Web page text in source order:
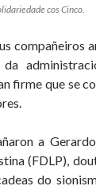
cos Cinco.
firme que se
a
(FDLP),
do